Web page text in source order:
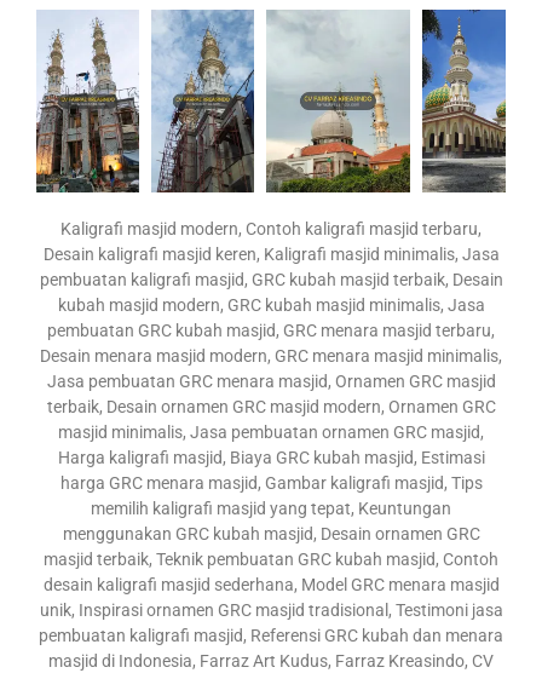
Kaligrafi masjid modern, Contoh kaligrafi masjid terbaru,
Desain kaligrafi masjid keren, Kaligrafi masjid minimalis, Jasa
pembuatan kaligrafi masjid, GRC kubah masjid terbaik, Desain
kubah masjid modern, GRC kubah masjid minimalis, Jasa
pembuatan GRC kubah masjid, GRC menara masjid terbaru,
Desain menara masjid modern, GRC menara masjid minimalis,
Jasa pembuatan GRC menara masjid, Ornamen GRC masjid
terbaik, Desain ornamen GRC masjid modern, Ornamen GRC
masjid minimalis, Jasa pembuatan ornamen GRC masjid,
Harga kaligrafi masjid, Biaya GRC kubah masjid, Estimasi
harga GRC menara masjid, Gambar kaligrafi masjid, Tips
memilih kaligrafi masjid yang tepat, Keuntungan
menggunakan GRC kubah masjid, Desain ornamen GRC
masjid terbaik, Teknik pembuatan GRC kubah masjid, Contoh
desain kaligrafi masjid sederhana, Model GRC menara masjid
unik, Inspirasi ornamen GRC masjid tradisional, Testimoni jasa
pembuatan kaligrafi masjid, Referensi GRC kubah dan menara
masjid di Indonesia, Farraz Art Kudus, Farraz Kreasindo, CV